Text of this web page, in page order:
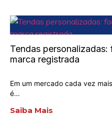
Tendas
marca registrada
Em um mercado cada vez
é…
Saiba Mais